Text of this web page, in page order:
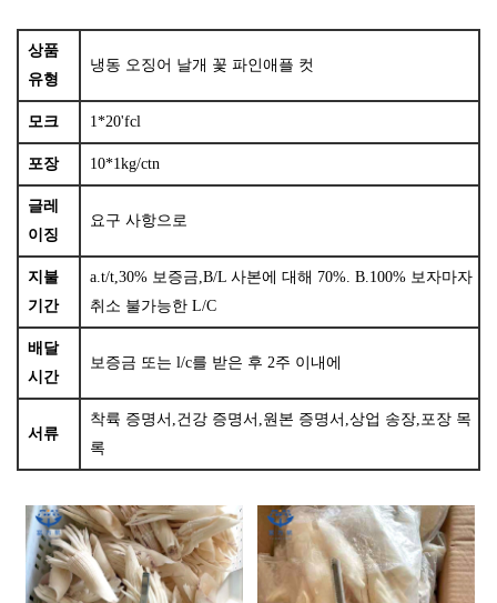
상품
유형
냉동 오징어 날개 꽃 파인애플 컷
모크 1*20'fcl
포장 10*1kg/ctn
글레
이징
요구 사항으로
지불
기간
a.t/t,30% 보증금,B/L 사본에 대해 70%. B.100% 보자마자
취소 불가능한 L/C
배달
시간
보증금 또는 l/c를 받은 후 2주 이내에
서류
착륙 증명서,건강 증명서,원본 증명서,상업 송장,포장 목
록